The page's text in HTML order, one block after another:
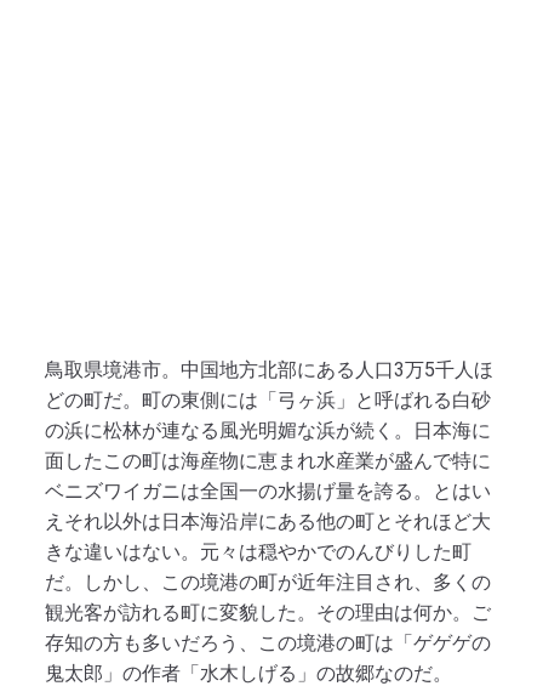
鳥取県境港市。中国地方北部にある人口3万5千人ほ
どの町だ。町の東側には「弓ヶ浜」と呼ばれる白砂
の浜に松林が連なる風光明媚な浜が続く。日本海に
面したこの町は海産物に恵まれ水産業が盛んで特に
ベニズワイガニは全国一の水揚げ量を誇る。とはい
えそれ以外は日本海沿岸にある他の町とそれほど大
きな違いはない。元々は穏やかでのんびりした町
だ。しかし、この境港の町が近年注目され、多くの
観光客が訪れる町に変貌した。その理由は何か。ご
存知の方も多いだろう、この境港の町は「ゲゲゲの
鬼太郎」の作者「水木しげる」の故郷なのだ。